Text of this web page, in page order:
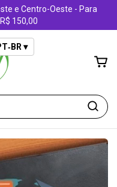
e Centro-Oeste - Para
150,00
▾